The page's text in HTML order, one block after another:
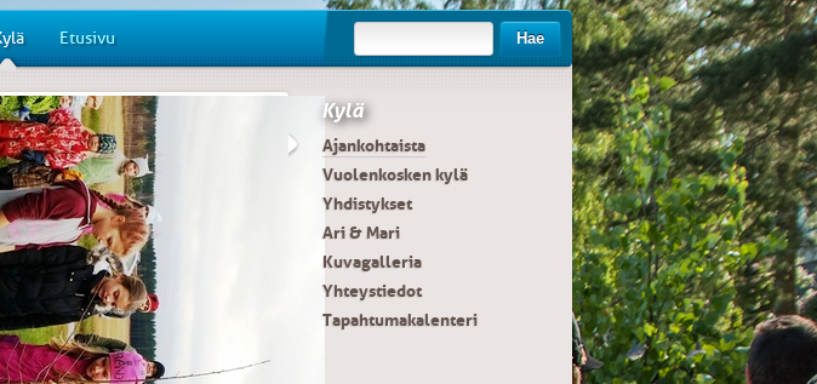
Etusivu Hae
Kylä
Ajankohtaista
Vuolenkosken kylä
Yhdistykset
Ari & Mari
Kuvagalleria
Yhteystiedot
Tapahtumakalenteri